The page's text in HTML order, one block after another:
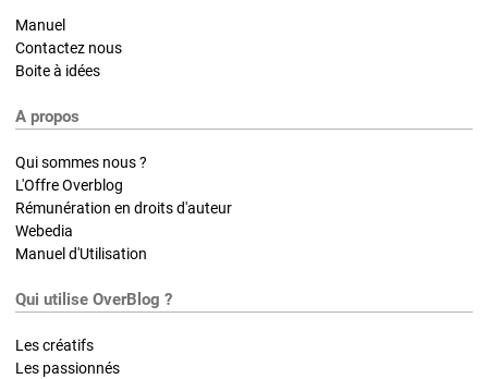
Manuel
Contactez nous
Boite à idées
A propos
Qui sommes nous ?
L'Offre Overblog
Rémunération en droits d'auteur
Webedia
Manuel d'Utilisation
Qui utilise OverBlog ?
Les créatifs
Les passionnés